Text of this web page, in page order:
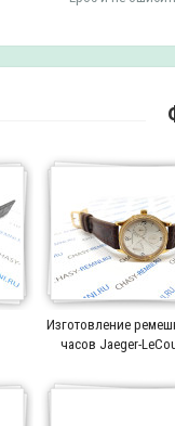
Изготовление
часов Jaeger-